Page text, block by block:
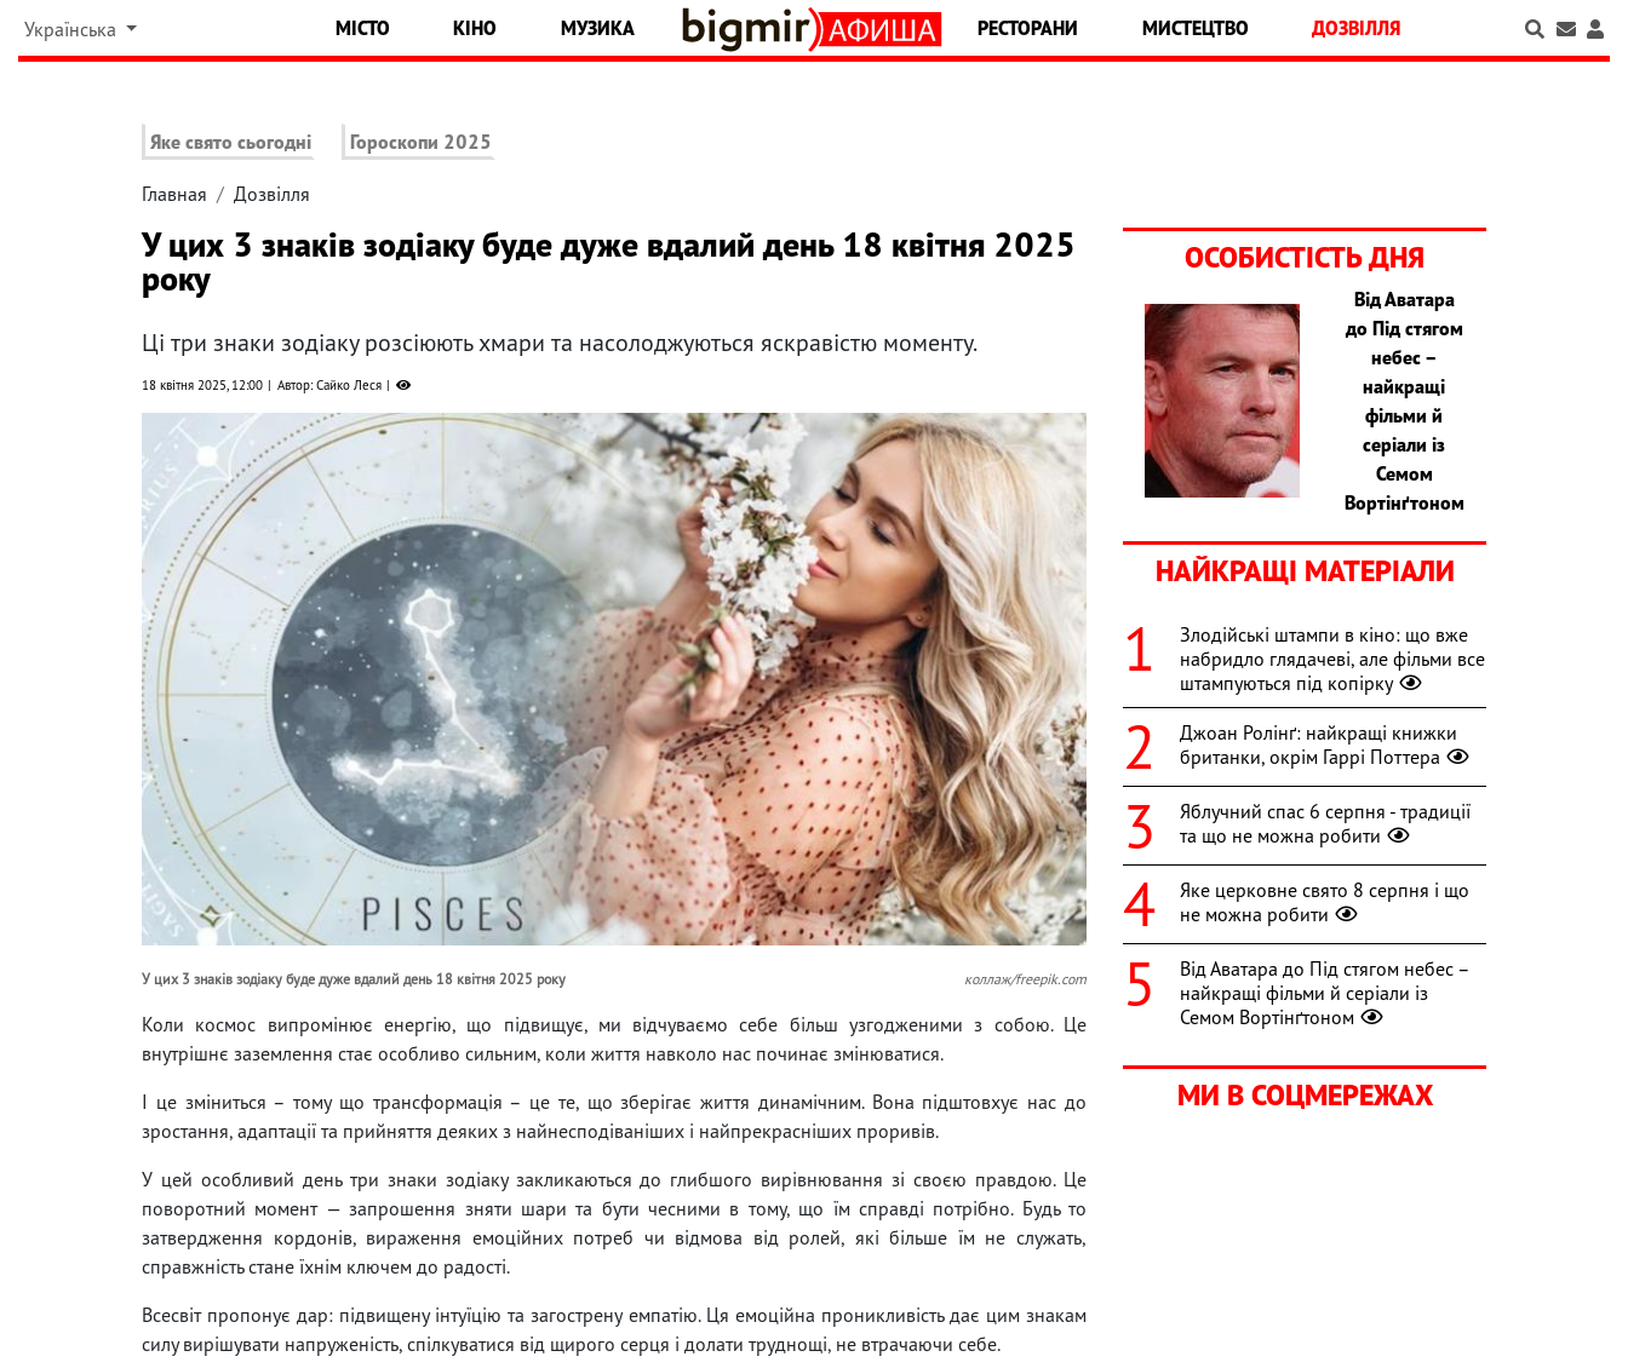
Українська МІСТО КІНО МУЗИКА РЕСТОРАНИ МИСТЕЦТВО ДОЗВІЛЛЯ
Яке свято сьогодні Гороскопи 2025
Главная Дозвілля
У цих 3 знаків зодіаку буде дуже вдалий день 18 квітня 2025
року
Ці три знаки зодіаку розсіюють хмари та насолоджуються яскравістю моменту.
18 квітня 2025, 12:00 Автор: Сайко Леся
У цих 3 знаків зодіаку буде дуже вдалий день 18 квітня 2025 року коллаж/freepik.com
Коли космос випромінює енергію, що підвищує, ми відчуваємо себе більш узгодженими з собою. Це
внутрішнє заземлення стає особливо сильним, коли життя навколо нас починає змінюватися.
І це зміниться – тому що трансформація – це те, що зберігає життя динамічним. Вона підштовхує нас до
зростання, адаптації та прийняття деяких з найнесподіваніших і найпрекрасніших проривів.
У цей особливий день три знаки зодіаку закликаються до глибшого вирівнювання зі своєю правдою. Це
поворотний момент — запрошення зняти шари та бути чесними в тому, що їм справді потрібно. Будь то
затвердження кордонів, вираження емоційних потреб чи відмова від ролей, які більше їм не служать,
справжність стане їхнім ключем до радості.
Всесвіт пропонує дар: підвищену інтуїцію та загострену емпатію. Ця емоційна проникливість дає цим знакам
силу вирішувати напруженість, спілкуватися від щирого серця і долати труднощі, не втрачаючи себе.
ОСОБИСТІСТЬ ДНЯ
Від Аватара
до Під стягом
небес –
найкращі
фільми й
серіали із
Семом
Вортінґтоном
НАЙКРАЩІ МАТЕРІАЛИ
Злодійські штампи в кіно: що вже
набридло глядачеві, але фільми все
штампуються під копірку
Джоан Ролінґ: найкращі книжки
британки, окрім Гаррі Поттера
Яблучний спас 6 серпня - традиції
та що не можна робити
Яке церковне свято 8 серпня і що
не можна робити
Від Аватара до Під стягом небес –
найкращі фільми й серіали із
Семом Вортінґтоном
МИ В СОЦМЕРЕЖАХ